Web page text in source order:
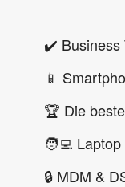
✔️ Business
📱
🏆 Die
🧑‍💻
🔒 MDM &